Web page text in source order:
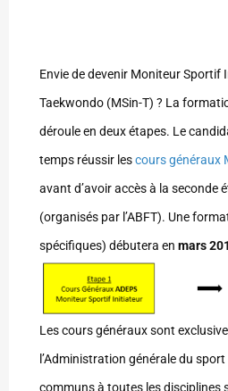
Envie de devenir Moniteur Sportif
Taekwondo (MSin-T) ? La
déroule en deux étapes. Le
temps réussir lescours généraux
avant d’avoir accès à la seconde
(organisés par l’ABFT). Une
spécifiques) débutera en mars
Les cours généraux sont
l’Administration générale du
communs à toutes les disciplines